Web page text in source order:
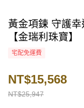
黃金項鍊 守護幸運0.72錢 5G黃金套鍊項鍊
【金瑞利珠寶】
宅配免運費
NT$25,947
NT$15,568